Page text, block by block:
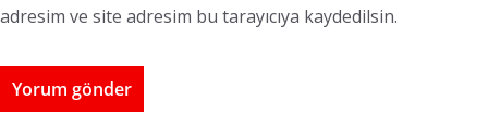
adresim ve site adresim bu tarayıcıya kaydedilsin.